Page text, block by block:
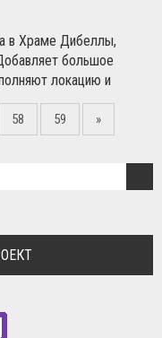
в Храме Дибеллы,
большое
локацию и
58 59 »